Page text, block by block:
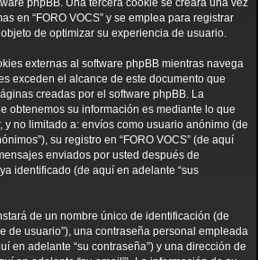
phpBB. Una tercera cookie se creará una vez
en “FORO VOCS” y se emplea para registrar
de optimizar su experiencia de usuario.
externas al software phpBB mientras navega
exceden el alcance de este documento que
creadas por el software phpBB. La
obtenemos su información es mediante lo que
y no limitado a: envíos como usuario anónimo (de
su registro en “FORO VOCS” (de aquí
enviados por usted después de
identificado (de aquí en adelante “sus
de un nombre único de identificación (de
de usuario”), una contraseña personal empleada
en adelante “su contraseña”) y una dirección de